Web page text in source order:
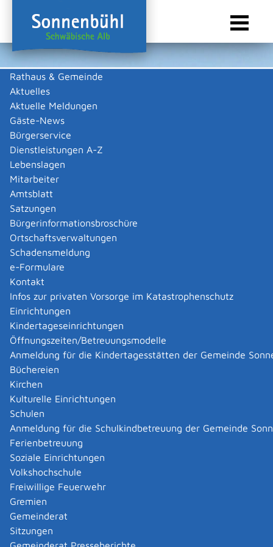
Rathaus & Gemeinde
Aktuelles
Aktuelle Meldungen
Gäste-News
Bürgerservice
Dienstleistungen A-Z
Lebenslagen
Mitarbeiter
Amtsblatt
Satzungen
Bürgerinformationsbroschüre
Ortschaftsverwaltungen
Schadensmeldung
e-Formulare
Kontakt
Infos zur privaten Vorsorge im Katastrophenschutz
Einrichtungen
Kindertageseinrichtungen
Öffnungszeiten/Betreuungsmodelle
Anmeldung für die Kindertagesstätten der Gemeinde
Büchereien
Kirchen
Kulturelle Einrichtungen
Schulen
Anmeldung für die Schulkindbetreuung der Gemeinde
Ferienbetreuung
Soziale Einrichtungen
Volkshochschule
Freiwillige Feuerwehr
Gremien
Gemeinderat
Sitzungen
Sie sind hier:
Gewerbeliste
Keine Daten vorhanden
Zurück zur Suche
Zurück zur Suche
||